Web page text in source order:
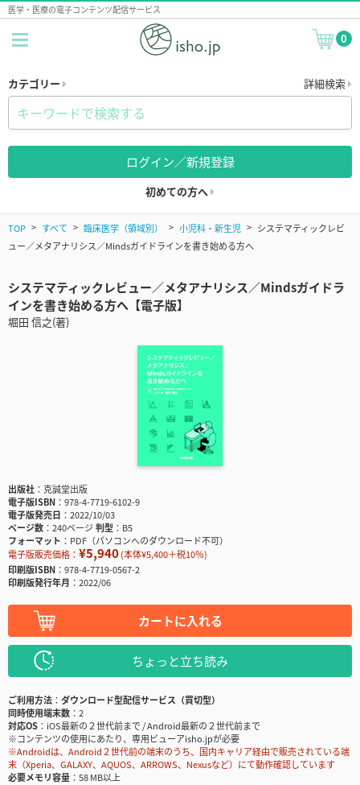
医学・医療の電子コンテンツ配信サービス
0
カテゴリー 詳細検索
ログイン／新規登録
初めての方へ
TOP すべて 臨床医学（領域別） 小児科・新生児
システマティックレビ
ュー／メタアナリシス／Mindsガイドラインを書き始める方へ
システマティックレビュー／メタアナリシス／Mindsガイドラ
インを書き始める方へ【電子版】
堀田 信之(著)
出版社
克誠堂出版
電子版ISBN
978-4-7719-6102-9
電子版発売日
2022/10/03
ページ数
240ページ判型
B5
フォーマット
PDF（パソコンへのダウンロード不可）
電子版販売価格： ¥5,940(本体¥5,400＋税10％)
印刷版ISBN
978-4-7719-0567-2
印刷版発行年月
2022/06
カートに入れる
ちょっと立ち読み
ご利用方法
ダウンロード型配信サービス（買切型）
同時使用端末数
2
対応OS
iOS最新の２世代前まで / Android最新の２世代前まで
※コンテンツの使用にあたり、専用ビューアisho.jpが必要
※Androidは、Android２世代前の端末のうち、国内キャリア経由で販売されている端
末（Xperia、GALAXY、AQUOS、ARROWS、Nexusなど）にて動作確認しています
必要メモリ容量
58 MB以上